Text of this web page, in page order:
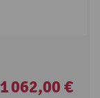
1 062,00 €